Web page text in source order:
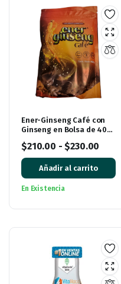
Ener-Ginseng Café con
Ginseng en Bolsa de 400
$210.00 -$230.00
Añadir al carrito
En Existencia